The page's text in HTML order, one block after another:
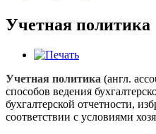
Учетная политика
Учетная политика (англ.
способов ведения
бухгалтерской отчетности,
соответствии с условиями